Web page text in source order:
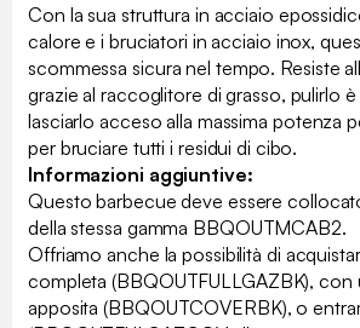
Con la sua struttura in acciaio
calore e i bruciatori in acciaio inox,
scommessa sicura nel tempo. Resiste
grazie al raccoglitore di grasso, pulirlo
lasciarlo acceso alla massima potenza
per bruciare tutti i residui di cibo.
Informazioni aggiuntive:
Questo barbecue deve essere
della stessa gamma BBQOUTMCAB2.
Offriamo anche la possibilità di
completa (BBQOUTFULLGAZBK),
apposita (BBQOUTCOVERBK), o